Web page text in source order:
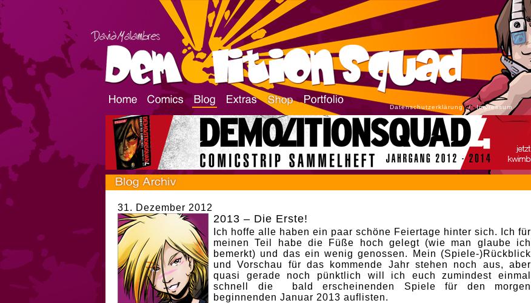
Datenschutzerklärung / Impressum
31. Dezember 2012
2013 – Die Erste!
Ich hoffe alle haben ein paar schöne Feiertage hinter sich. Ich für
meinen Teil habe die Füße hoch gelegt (wie man glaube ich
bemerkt) und das ein wenig genossen. Mein (Spiele-)Rückblick
und Vorschau für das kommende Jahr stehen noch aus, aber
quasi gerade noch pünktlich will ich euch zumindest einmal
schnell die bald erscheinenden Spiele für den morgen
beginnenden Januar 2013 auflisten.